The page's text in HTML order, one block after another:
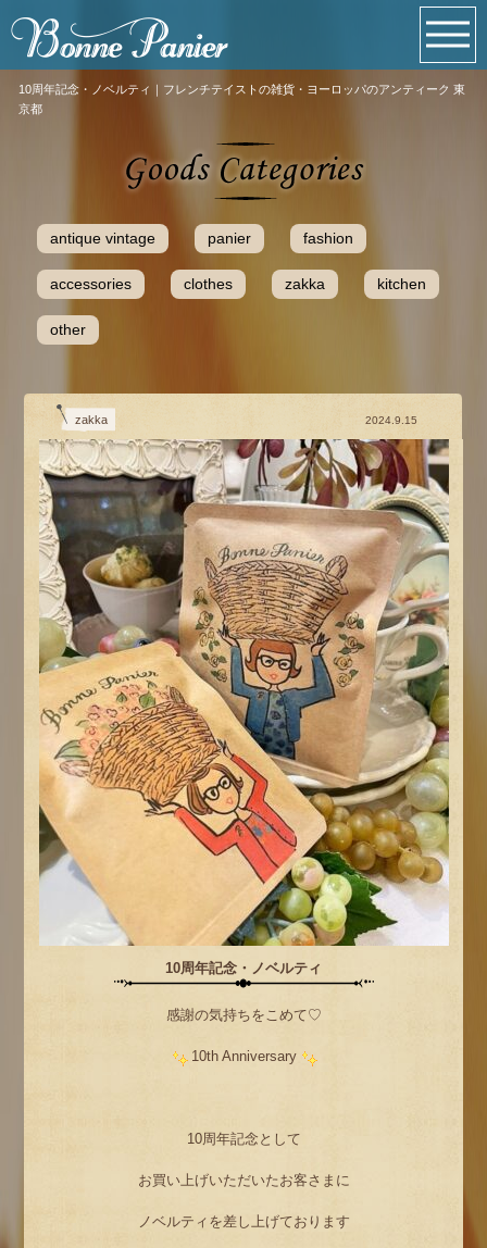
10周年記念・ノベルティ｜フレンチテイストの雑貨・ヨーロッパのアンティーク 東
京都
antique vintage panier fashion
accessories clothes zakka kitchen
other
zakka 2024.9.15
10周年記念・ノベルティ
感謝の気持ちをこめて♡
10th Anniversary
10周年記念として
お買い上げいただいたお客さまに
ノベルティを差し上げております